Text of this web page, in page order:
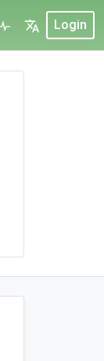
Login